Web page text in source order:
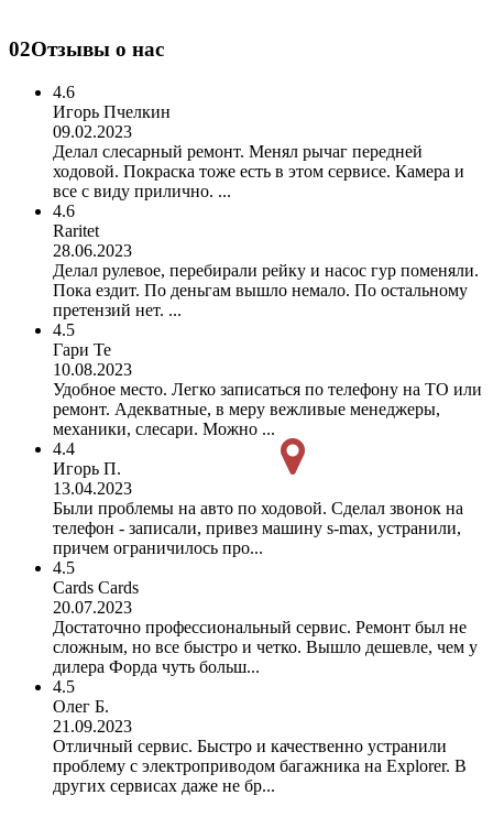
02Отзывы о нас
4.6
Игорь Пчелкин
09.02.2023
Делал слесарный ремонт. Менял рычаг передней
ходовой. Покраска тоже есть в этом сервисе. Камера и
все с виду прилично. ...
4.6
Raritet
28.06.2023
Делал рулевое, перебирали рейку и насос гур поменяли.
Пока ездит. По деньгам вышло немало. По остальному
претензий нет. ...
4.5
Гари Те
10.08.2023
Удобное место. Легко записаться по телефону на ТО или
ремонт. Адекватные, в меру вежливые менеджеры,
механики, слесари. Можно ...
4.4
Игорь П.
13.04.2023
Были проблемы на авто по ходовой. Сделал звонок на
телефон - записали, привез машину s-max, устранили,
причем ограничилось про...
4.5
Cards Cards
20.07.2023
Достаточно профессиональный сервис. Ремонт был не
сложным, но все быстро и четко. Вышло дешевле, чем у
дилера Форда чуть больш...
4.5
Олег Б.
21.09.2023
Отличный сервис. Быстро и качественно устранили
проблему с электроприводом багажника на Explorer. В
других сервисах даже не бр...